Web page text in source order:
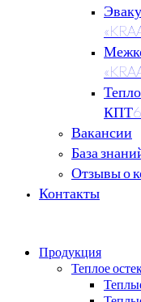
Вакансии
База
Отзывы о
Контакты
Продукция
Теплое